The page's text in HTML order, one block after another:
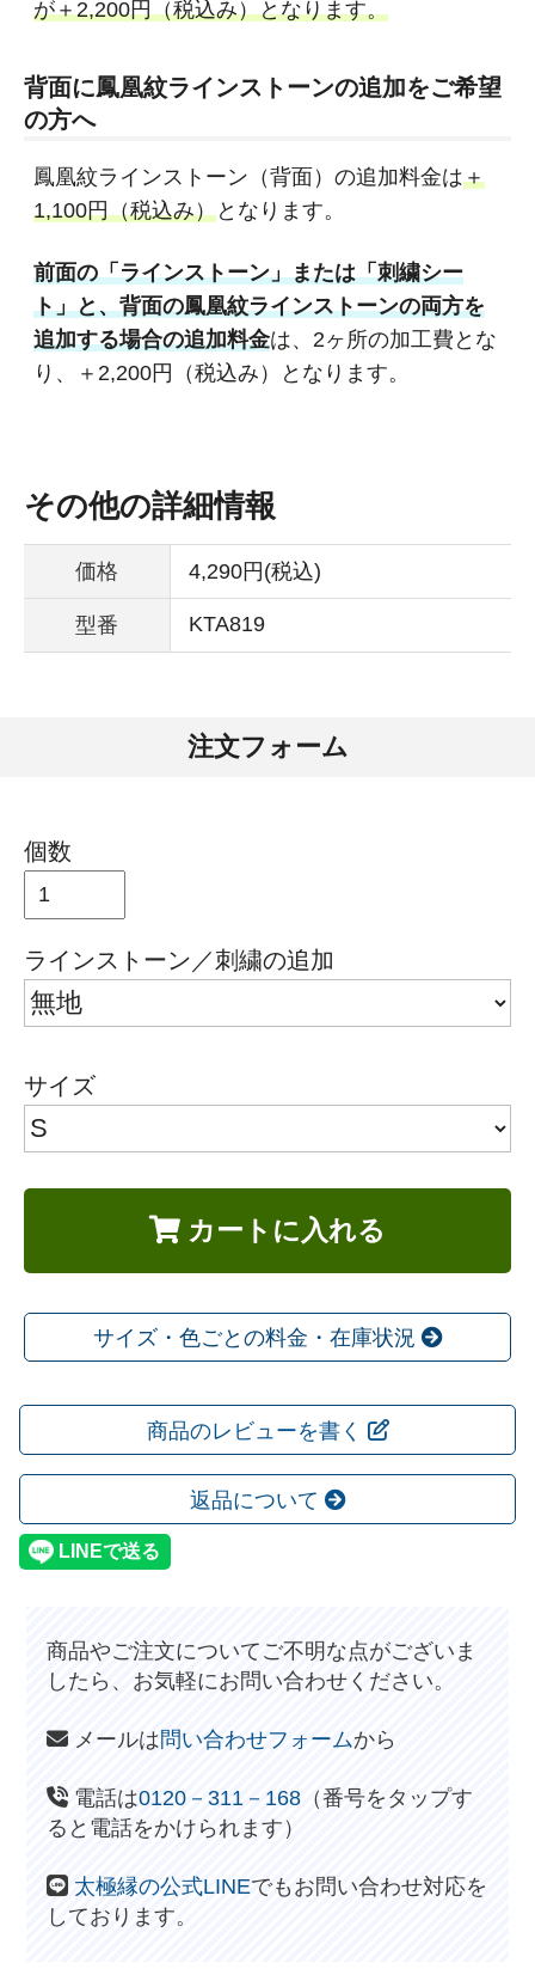
が＋2,200円（税込み）となります。
背面に鳳凰紋ラインストーンの追加をご希望
の方へ
鳳凰紋ラインストーン（背面）の追加料金は＋
1,100円（税込み）となります。
前面の「ラインストーン」または「刺繍シー
ト」と、背面の鳳凰紋ラインストーンの両方を
追加する場合の追加料金は、2ヶ所の加工費とな
り、＋2,200円（税込み）となります。
その他の詳細情報
価格 4,290円(税込)
型番 KTA819
注文フォーム
個数
ラインストーン／刺繍の追加
サイズ
カートに入れる
サイズ・色ごとの料金・在庫状況
商品のレビューを書く
返品について
商品やご注文についてご不明な点がございま
したら、お気軽にお問い合わせください。
メールは問い合わせフォームから
電話は0120－311－168 （番号をタップす
ると電話をかけられます）
太極縁の公式LINEでもお問い合わせ対応を
しております。